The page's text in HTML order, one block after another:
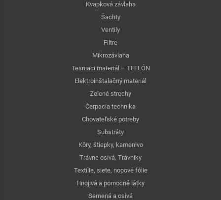
Kvapková závlaha
Šachty
Ventily
Filtre
Mikrozávlaha
Tesniaci materiál – TEFLÓN
Elektroinštalačný materiál
Zelené strechy
Čerpacia technika
Chovateľské potreby
Substráty
Kôry, štiepky, kamenivo
Trávne osivá, Trávniky
Textílie, siete, nopové fólie
Hnojivá a pomocné látky
Semená a osivá